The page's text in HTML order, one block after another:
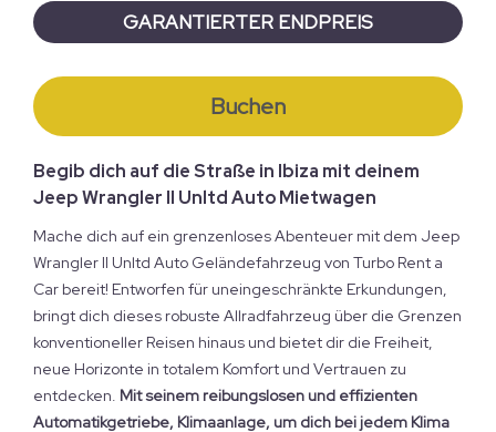
GARANTIERTER ENDPREIS
Buchen
Begib dich auf die Straße in Ibiza mit deinem
Jeep Wrangler II Unltd Auto Mietwagen
Mache dich auf ein grenzenloses Abenteuer mit dem Jeep
Wrangler II Unltd Auto Geländefahrzeug von Turbo Rent a
Car bereit! Entworfen für uneingeschränkte Erkundungen,
bringt dich dieses robuste Allradfahrzeug über die Grenzen
konventioneller Reisen hinaus und bietet dir die Freiheit,
neue Horizonte in totalem Komfort und Vertrauen zu
entdecken. Mit seinem reibungslosen und effizienten
Automatikgetriebe, Klimaanlage, um dich bei jedem Klima